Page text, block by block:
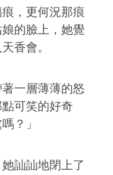
，更何況那痕
的臉上，她覺
香會。
一層薄薄的怒
可笑的好奇
？」
訕訕地閉上了